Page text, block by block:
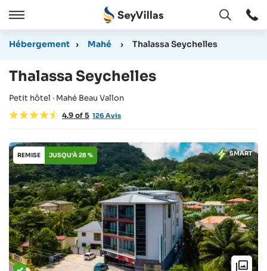
Cermer
Ouvert
Hébergement › Mahé › Thalassa Seychelles
Thalassa Seychelles
Petit hôtel · Mahé Beau Vallon
4.9 of 5 126Avis
SMART
REMISE JUSQU'À 28 %